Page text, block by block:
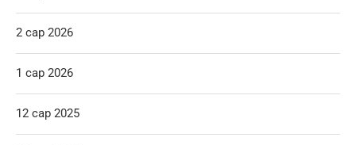
2 сар 2026
1 сар 2026
12 сар 2025